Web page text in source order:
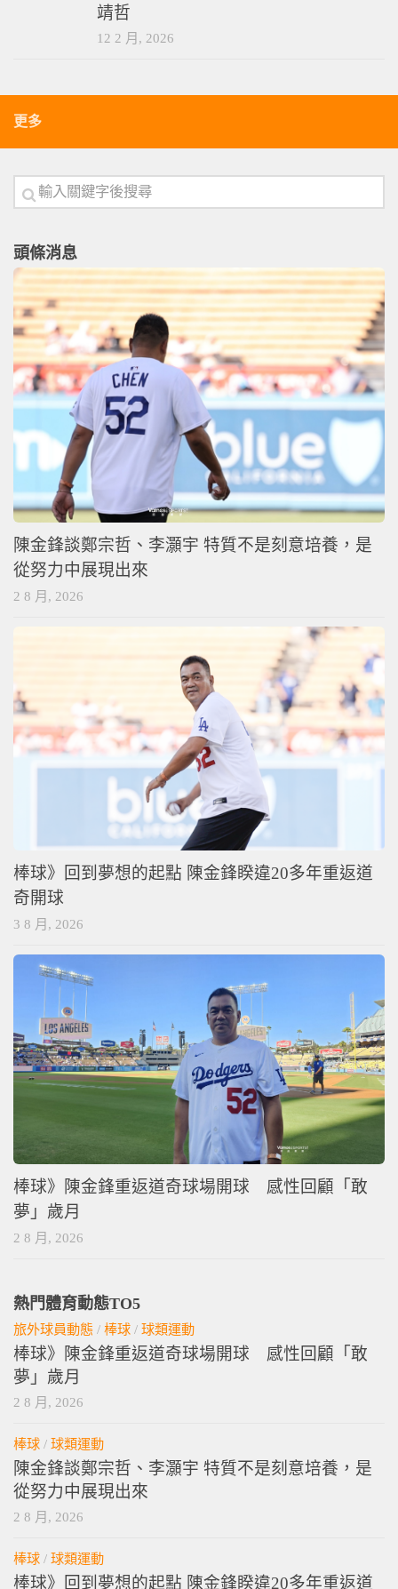
靖哲
12 2 月, 2026
更多
頭條消息
陳金鋒談鄭宗哲、李灝宇 特質不是刻意培養，是
從努力中展現出來
2 8 月, 2026
棒球》回到夢想的起點 陳金鋒睽違20多年重返道
奇開球
3 8 月, 2026
棒球》陳金鋒重返道奇球場開球 感性回顧「敢
夢」歲月
2 8 月, 2026
熱門體育動態TO5
旅外球員動態 / 棒球 / 球類運動
棒球》陳金鋒重返道奇球場開球 感性回顧「敢
夢」歲月
2 8 月, 2026
棒球 / 球類運動
陳金鋒談鄭宗哲、李灝宇 特質不是刻意培養，是
從努力中展現出來
2 8 月, 2026
棒球 / 球類運動
棒球》回到夢想的起點 陳金鋒睽違20多年重返道